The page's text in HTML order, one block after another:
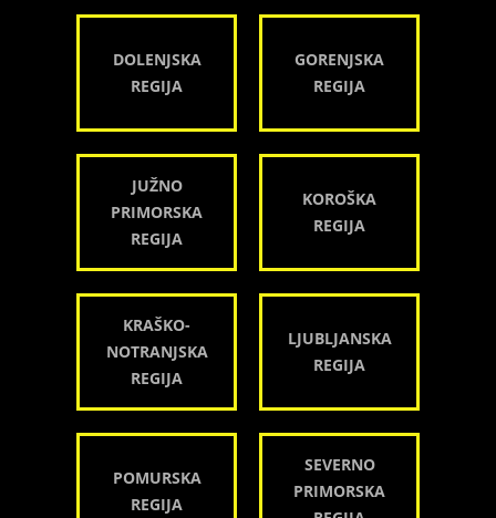
DOLENJSKA
REGIJA
GORENJSKA
REGIJA
JUŽNO
PRIMORSKA
REGIJA
KOROŠKA
REGIJA
KRAŠKO-
NOTRANJSKA
REGIJA
LJUBLJANSKA
REGIJA
POMURSKA
REGIJA
SEVERNO
PRIMORSKA